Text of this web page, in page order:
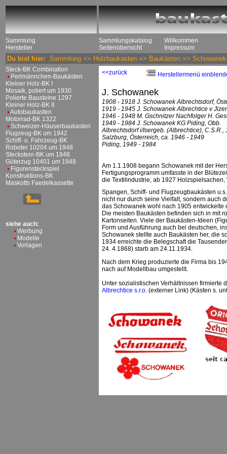
Sammlung
Hersteller
Sammlungskatalog
Seitenübersicht
Willkommen
Impressum
Du bist hier: Sammlung => Holzbaukasten => Baukästen => Schowanek
Steck-BK Combination
Perlmännchen-Baukästen
Kleiner Holz-BK I
Mosaik, poliert um 1930
Polierte Bausteine 1297
Kleiner Holz-BK II
Autobaukasten
Motorrad-BK 1322
Schweizer-Häuserbaukasten
Flugzeug-BK um 1942
Schiff- u. Fahrzeug-BK
Roboter 10204 um 1948
Steckstein-BK um 1948
Güterzug 10401 um 1948
Figurensteckspiel
Konstruktions-BK
Maskotts Faedelkassette
siehe auch:
Werbung
Modelle
Vorlagen
<<zurück Herstellermenü
J. Schowanek
1908 - 1918 J. Schowanek Albrechtsdorf,
1919 - 1945 J. Schowanek Albrechtice v
1946 - 1948 M. Gschnitzer Nachfolger H.
1949 - 1984 J. Schowanek KG Piding, Obb.
Albrechtsdorf i/Isergeb. (Albrechtice), C.S.R.,
Salzburg, Österreich, ca. 1946 - 1949
Piding, 1949 - 1984
Am 1.1.1908 begann Schowanek mit der
Fertigungsprogramm umfasste in der
die Textilindustrie, ab 1927
Spangen, Schiff- und Flugzeugbaukästen
nicht nur durch seine Vielfalt, sondern auch
das Schowanek wohl nach 1905 entwickelte
Die meisten Baukästen befinden sich in mit
Kartonseiten. Viele der Baukästen-Ideen
Form und Ausführung auch bei deutschen,
Schowanek stellte auch Baukästen her, die
1934 erreichte die Belegschaft die
24. 4.1868) starb am 24.11.1934.
Nach dem Krieg produzierte die Firma bis
nach auf Modellbau umgestellt.
Unter sozialistischen Verhältnissen firmierte
Albrechtice s.r.o. (externer Link) (Kästen s.